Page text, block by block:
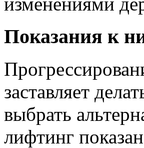
Показания к
заставляет
выбрать
лифтинг